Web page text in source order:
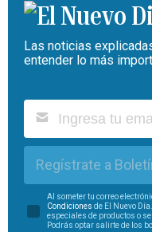
Las noticias
entender lo más
Regístrate a
Al someter tu correo
Condiciones de El Nuevo
especiales de productos o
Podrás optar salirte de los